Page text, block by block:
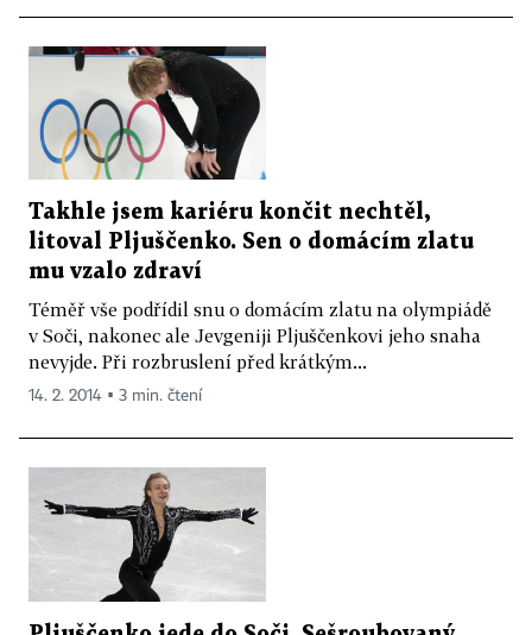
Takhle jsem kariéru končit nechtěl,
litoval Pljuščenko. Sen o domácím zlatu
mu vzalo zdraví
Téměř vše podřídil snu o domácím zlatu na olympiádě
v Soči, nakonec ale Jevgeniji Pljuščenkovi jeho snaha
nevyjde. Při rozbruslení před krátkým...
14. 2. 2014 ▪ 3 min. čtení